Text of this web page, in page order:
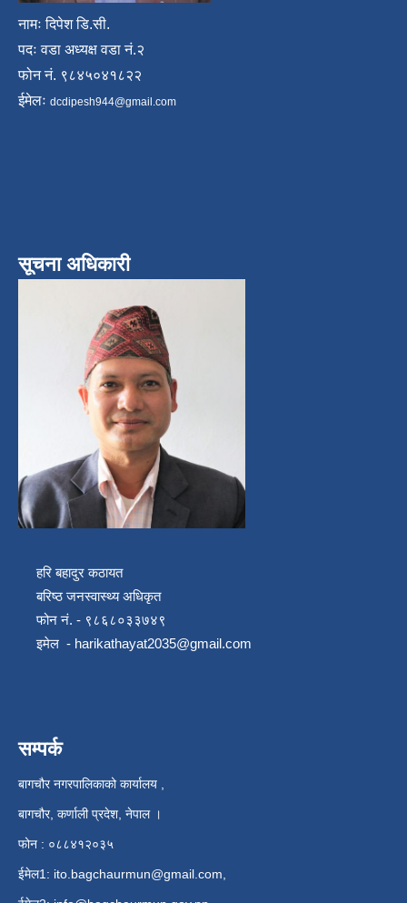
नामः दिपेश डि.सी.
पदः वडा अध्यक्ष वडा नं.२
फोन नं. ९८४५०४१८२२
ईमेलः dcdipesh944@gmail.com
सूचना अधिकारी
हरि बहादुर कठायत
बरिष्ठ जनस्वास्थ्य अधिकृत
फोन नं. - ९८६८०३३७४९
इमेल - harikathayat2035@gmail.com
सम्पर्क
बागचौर नगरपालिकाको कार्यालय ,
बागचौर, कर्णाली प्रदेश, नेपाल ।
फोन : ०८८४१२०३५
ईमेल1: ito.bagchaurmun@gmail.com